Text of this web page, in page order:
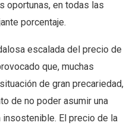
oportunas, en todas las
porcentaje.
escalada del precio de
que, muchas
de gran precariedad,
de no poder asumir una
El precio de la